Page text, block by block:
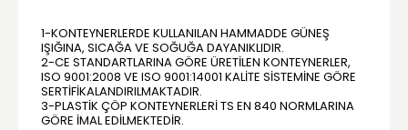
1-KONTEYNERLERDE KULLANILAN HAMMADDE GÜNEŞ
IŞIĞINA, SICAĞA VE SOĞUĞA DAYANIKLIDIR.
2-CE STANDARTLARINA GÖRE ÜRETILEN KONTEYNERLER,
ISO 9001:2008 VE ISO 9001:14001 KALITE SISTEMINE GÖRE
SERTIFIKALANDIRILMAKTADIR.
3-PLASTIK ÇÖP KONTEYNERLERI TS EN 840 NORMLARINA
GÖRE IMAL EDILMEKTEDIR.